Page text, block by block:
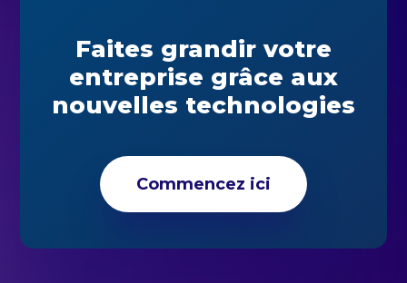
Faites grandir votre
entreprise grâce aux
nouvelles technologies
Commencez ici